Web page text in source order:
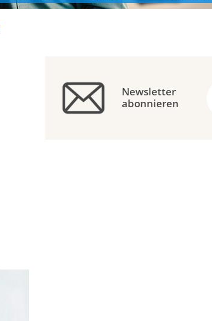
Newsletter
abonnieren